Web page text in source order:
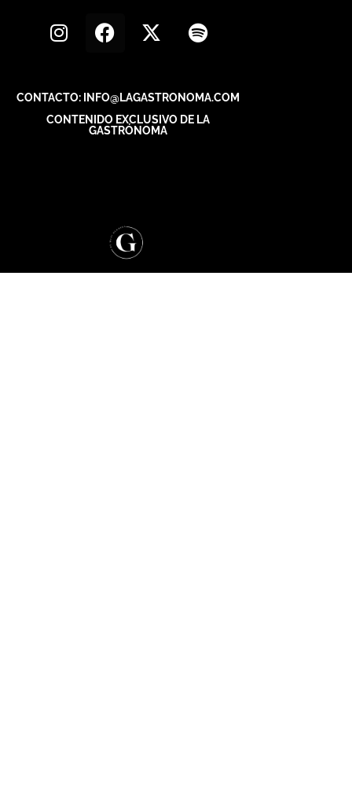
CONTACTO: INFO@LAGASTRONOMA.COM
CONTENIDO EXCLUSIVO DE LA
GASTRÓNOMA